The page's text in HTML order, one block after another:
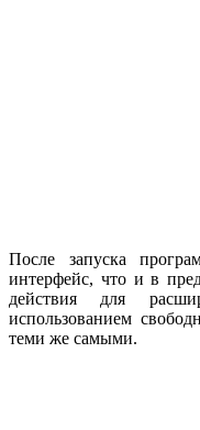
После запуска
интерфейс, что и в
действия для
использованием
теми же самыми.